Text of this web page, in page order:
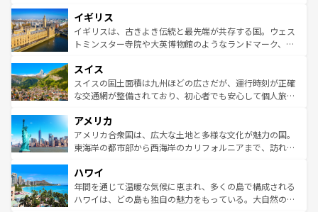
いる。シャンパンの発祥地であるランス、プロヴァンスの
香り高いラベンダー畑など、多彩な楽しみ方が可能だ。さ
らに、パリ以外の地域にも魅力が溢れており、どの街角に
れる地方に足を運ぶとそれぞれで全く異なる文化を体験で
きるだろう。 なお、新着のフランス情報はコンテンツ一覧
を参照してほしい。
顔を持つこの国は、どこを歩いても飽きることがない。ベ
ルリンの文化的活気、バイエルン州のアルプスの絶景、そ
してライン川沿いのワイン畑といった風景は必見。ビール
は、お酒好きな人にはぜひ体験してほしい。 なお、新着の
ドイツ情報はコンテンツ一覧を参照してほしい。
イギリス
イギリスは、古きよき伝統と最先端が共存する国。ウェス
トミンスター寺院や大英博物館のようなランドマーク、歴
リアごとに異なる魅力がある。また、優雅なアフタヌーン
ティー、ビール好きにはたまらない英国パブ、サッカー観
戦など、本場だからこそできる体験も豊富。イギリスを旅
ンツ一覧を参照してほしい。
スイス
スイスの国土面積は九州ほどの広さだが、運行時刻が正確
な交通網が整備されており、初心者でも安心して個人旅行
の建物がそのまま残る町や、スイスならではのユニークな
博物館もあり、アルプス観光だけでなく町歩きも満喫する
ことができる。国民の所得が高いため物価も高いが、旅行
ば市内交通費無料で観光を楽しむこともできる。 なお、新
着のスイス情報はコンテンツ一覧 を参照してほしい。
アメリカ
アメリカ合衆国は、広大な土地と多様な文化が魅力の国。
東海岸の都市部から西海岸のカリフォルニアまで、訪れる
のような巨大都市は、観光、ショッピング、エンターテイ
ンメントが詰まった刺激的なスポットだ。一方、アメリカ
西部には大自然が広がり、グランドキャニオンやイエロー
ハワイ
年間を通じて温暖な気候に恵まれ、多くの島で構成される
ハワイは、どの島も独自の魅力をもっている。大自然の神